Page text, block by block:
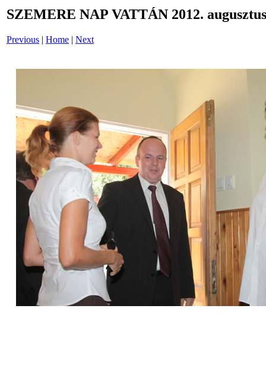
SZEMERE NAP VATTÁN 2012.
Previous | Home | Next